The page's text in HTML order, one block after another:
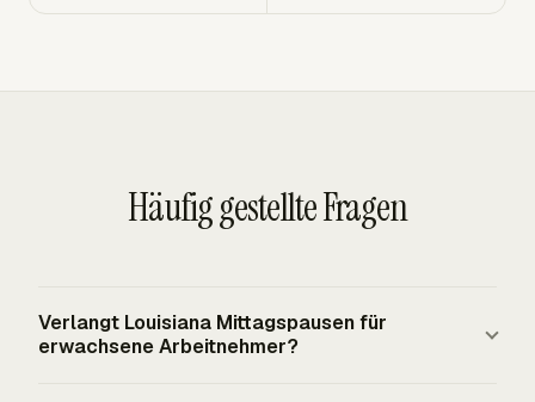
Häufig gestellte Fragen
Verlangt Louisiana Mittagspausen für
erwachsene Arbeitnehmer?